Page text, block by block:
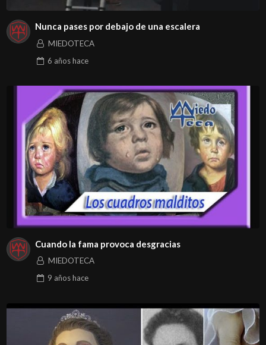
Nunca pases por debajo de una escalera
MIEDOTECA
6 añoshace
Cuando la fama provoca desgracias
MIEDOTECA
9 añoshace